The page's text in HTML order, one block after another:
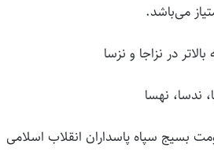
می‌باشد.
در نزاجا و نزسا
ندسا، نهسا
بسیج سپاه پاسداران انقلاب اسلامی